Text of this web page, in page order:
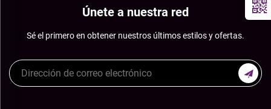
Únete a nuestra red
Sé el primero en obtener nuestros últimos estilos y ofertas.